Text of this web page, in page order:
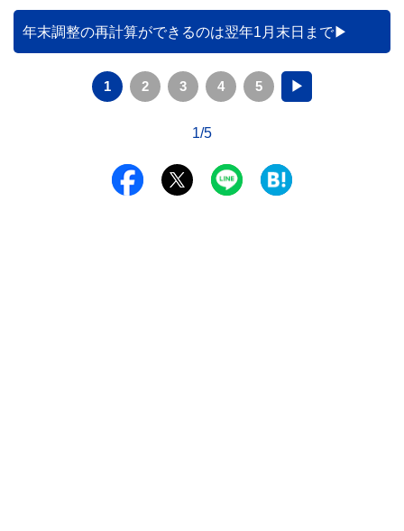
年末調整の再計算ができるのは翌年1月末日まで
1 2 3 4 5 ▶
1/5